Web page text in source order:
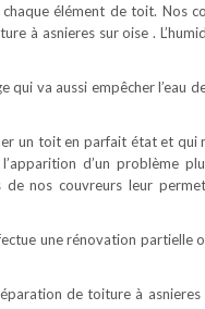
élément de toit. Nos
à asnieres sur oise .
va aussi empêcher l’eau
un toit en parfait état et qui
d’un problème
de nos couvreurs leur
une rénovation partielle
de toiture à asnieres